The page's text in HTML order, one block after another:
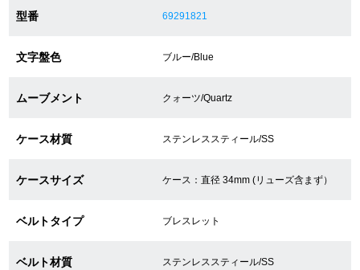
買取・下取りをご希望の方
買取・下取りはこちら
買取専門サロン
買取ご成約者様限定5万円クーポン
型番 69291821
文字盤色 ブルー/Blue
ムーブメント クォーツ/Quartz
ケース材質 ステンレススティール/SS
ケースサイズ ケース：直径 34mm (リューズ含まず）
ベルトタイプ ブレスレット
ベルト材質 ステンレススティール/SS